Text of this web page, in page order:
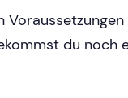
du noch